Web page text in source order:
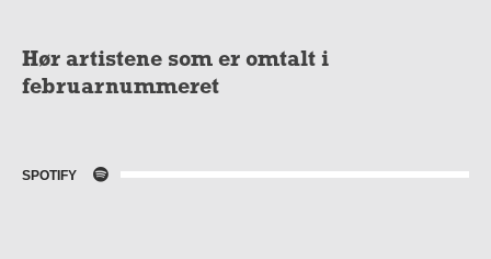
Hør artistene som er omtalt i
februarnummeret
SPOTIFY